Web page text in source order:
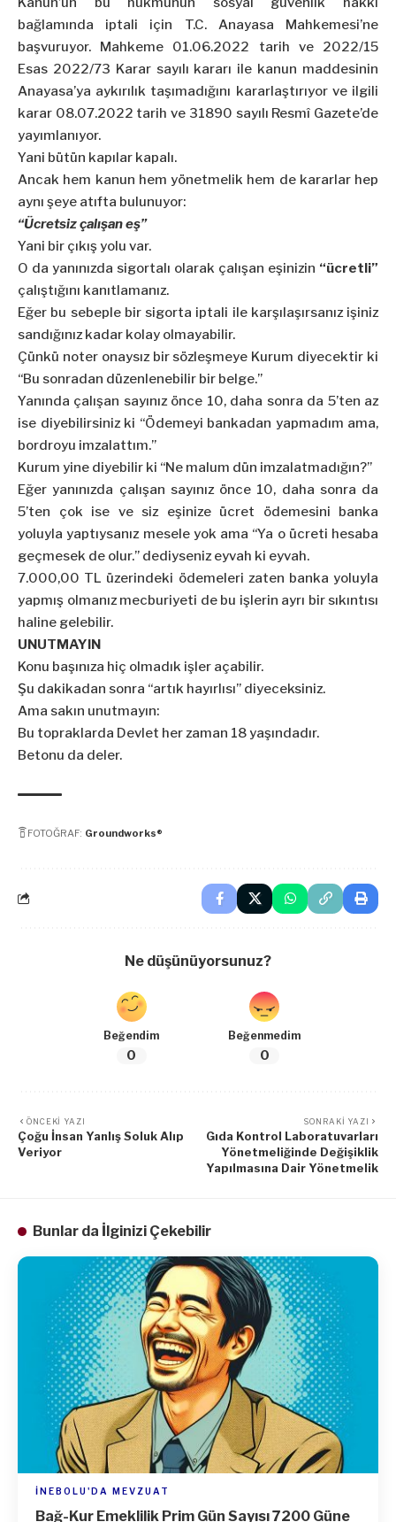
bağlamında iptali için T.C. Anayasa Mahkemesi’ne
başvuruyor. Mahkeme 01.06.2022 tarih ve 2022/15
Esas 2022/73 Karar sayılı kararı ile kanun maddesinin
Anayasa’ya aykırılık taşımadığını kararlaştırıyor ve ilgili
karar 08.07.2022 tarih ve 31890 sayılı Resmî Gazete’de
yayımlanıyor.
Yani bütün kapılar kapalı.
Ancak hem kanun hem yönetmelik hem de kararlar hep
aynı şeye atıfta bulunuyor:
“Ücretsiz çalışan eş”
Yani bir çıkış yolu var.
O da yanınızda sigortalı olarak çalışan eşinizin “ücretli”
çalıştığını kanıtlamanız.
Eğer bu sebeple bir sigorta iptali ile karşılaşırsanız işiniz
sandığınız kadar kolay olmayabilir.
Çünkü noter onaysız bir sözleşmeye Kurum diyecektir ki
“Bu sonradan düzenlenebilir bir belge.”
Yanında çalışan sayınız önce 10, daha sonra da 5’ten az
ise diyebilirsiniz ki “Ödemeyi bankadan yapmadım ama,
bordroyu imzalattım.”
Kurum yine diyebilir ki “Ne malum dün imzalatmadığın?”
Eğer yanınızda çalışan sayınız önce 10, daha sonra da
5’ten çok ise ve siz eşinize ücret ödemesini banka
yoluyla yaptıysanız mesele yok ama “Ya o ücreti hesaba
geçmesek de olur.” dediyseniz eyvah ki eyvah.
7.000,00 TL üzerindeki ödemeleri zaten banka yoluyla
yapmış olmanız mecburiyeti de bu işlerin ayrı bir sıkıntısı
haline gelebilir.
UNUTMAYIN
Konu başınıza hiç olmadık işler açabilir.
Şu dakikadan sonra “artık hayırlısı” diyeceksiniz.
Ama sakın unutmayın:
Bu topraklarda Devlet her zaman 18 yaşındadır.
Betonu da deler.
FOTOĞRAF: Groundworks®
Ne düşünüyorsunuz?
Beğendim
0
Beğenmedim
0
ÖNCEKI YAZI
Çoğu İnsan Yanlış Soluk Alıp
Veriyor
SONRAKI YAZI
Gıda Kontrol Laboratuvarları
Yönetmeliğinde Değişiklik
Yapılmasına Dair Yönetmelik
Bunlar da İlginizi Çekebilir
İNEBOLU'DA MEVZUAT
Bağ-Kur Emeklilik Prim Gün Sayısı 7200 Güne